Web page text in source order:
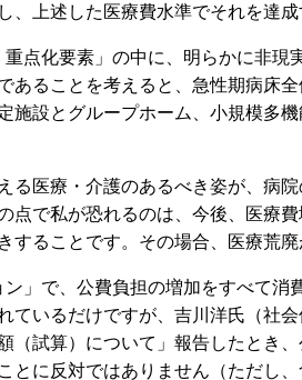
上述した医療費水準でそれを達成
点化要素」の中に、明らかに非
あることを考えると、急性期病床
設とグループホーム、小規模多
る医療・介護のあるべき姿が、病
点で私が恐れるのは、今後、医療
ることです。その場合、医療荒
」で、公費負担の増加をすべて
いるだけですが、吉川洋氏（社
（試算）について」報告したとき
に反対ではありません（ただし